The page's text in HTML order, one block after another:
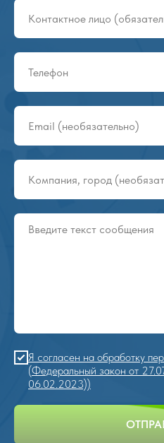
9 Групповая упаковка
10 Роботы-паллетайзеры
Я согласен на обработку
(Федеральный закон от
06.02.2023))